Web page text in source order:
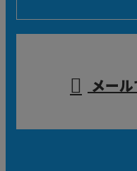
メー